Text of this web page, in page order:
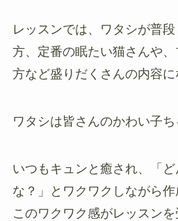
レッスンでは、ワタシが普
方、定番の眠たい猫さんや
方など盛りだくさんの内容に
ワタシは皆さんのかわい子
いつもキュンと癒され、「
な？」とワクワクしながら作
このワクワク感がレッスン